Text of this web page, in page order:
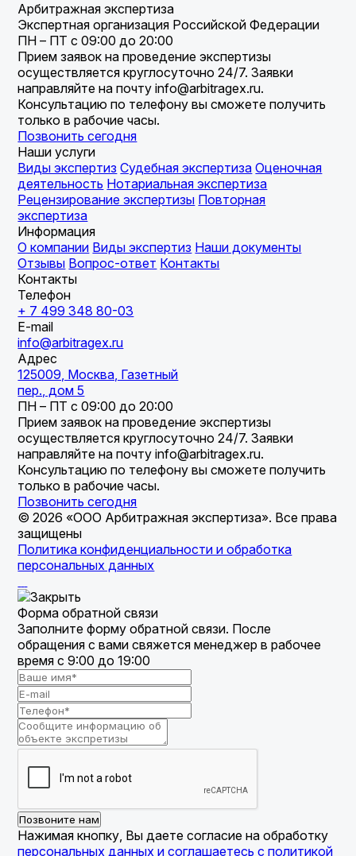
Арбитражная экспертиза
Экспертная организация Российской Федерации
ПН – ПТ с 09:00 до 20:00
Прием заявок на проведение экспертизы
осуществляется круглосуточно 24/7. Заявки
направляйте на почту info@arbitragex.ru.
Консультацию по телефону вы сможете получить
только в рабочие часы.
Позвонить сегодня
Наши услуги
Виды экспертиз Судебная экспертиза Оценочная
деятельность Нотариальная экспертиза
Рецензирование экспертизы Повторная
экспертиза
Информация
О компании Виды экспертиз Наши документы
Отзывы Вопрос-ответ Контакты
Контакты
Телефон
+ 7 499 348 80-03
E-mail
info@arbitragex.ru
Адрес
125009, Москва, Газетный
пер., дом 5
ПН – ПТ с 09:00 до 20:00
Прием заявок на проведение экспертизы
осуществляется круглосуточно 24/7. Заявки
направляйте на почту info@arbitragex.ru.
Консультацию по телефону вы сможете получить
только в рабочие часы.
Позвонить сегодня
© 2026 «ООО Арбитражная экспертиза». Все права
защищены
Политика конфиденциальности и обработка
персональных данных
Форма обратной связи
Заполните форму обратной связи. После
обращения с вами свяжется менеджер в рабочее
время с 9:00 до 19:00
Позвоните нам
Нажимая кнопку, Вы даете согласие на обработку
персональных данных и соглашаетесь с политикой